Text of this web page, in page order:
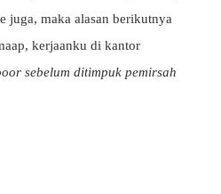
juga, maka alasan berikutnya
kerjaanku di kantor
sebelum ditimpuk pemirsah